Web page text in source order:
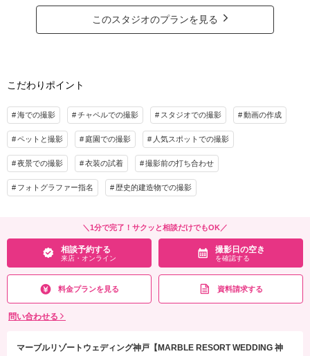
新婦衣装2着
着付け ヘアメイク 小物一式
家族と撮影
その他含むもの
洋衣装新婦様2点新郎様1点/写真200カット以上撮影･納品/ダイジェストムービー2分/
小物/新婦様ヘアメイク/アテンドスタッフ同行/データ明るさ＆色味補正/リクエストカ
ット/家族･ペットと撮影/持ち込み無料/ブーケ/ブートニア/雨天時保証
相談予約する
来店・オンライン
【選べるエリア】
④大浜海水浴場
から2ヶ所選べます！
※夢舞台と植物園での撮影は別途申請料金¥40,950が発生します。
プラン詳細
撮影料 新婦衣装1着
データ 150カット
衣装追加 挙式
家族と撮影 ペットと撮影
その他含むもの
テンドスタッフ同行/データ明るさ＆色味補正/リクエストカット/家族･ペットと撮影/
このスタジオのプランを見る
こだわりポイント
海での撮影 チャペルでの撮影 スタジオでの撮影 動画の作成
ペットと撮影 庭園での撮影 人気スポットでの撮影
夜景での撮影 衣装の試着 撮影前の打ち合わせ
フォトグラファー指名 歴史的建造物での撮影
＼1分で完了！サクッと相談だけでもOK／
相談予約する
来店・オンライン
撮影日の空き
を確認する
料金プランを見る 資料請求する
問い合わせる
マーブルリゾートウェディング神戸【MARBLE RESORT WEDDING 神